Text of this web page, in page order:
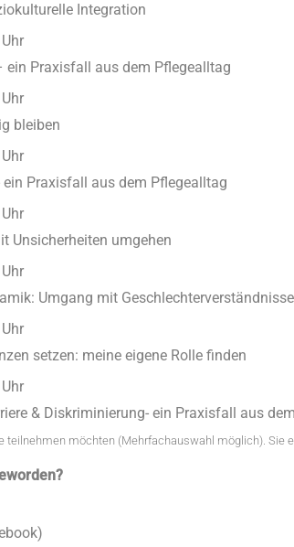
Integration
Praxisfall aus dem Pflegealltag
bleiben
Praxisfall aus dem Pflegealltag
Unsicherheiten umgehen
Umgang mit
setzen: meine eigene Rolle finden
& Diskriminierung- ein Praxisfall aus
teilnehmen möchten (Mehrfachauswahl möglich).